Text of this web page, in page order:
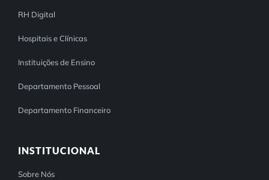
RH Digital
Hospitais e Clínicas
Instituições de Ensino
Departamento Pessoal
Departamento Financeiro
INSTITUCIONAL
Sobre Nós